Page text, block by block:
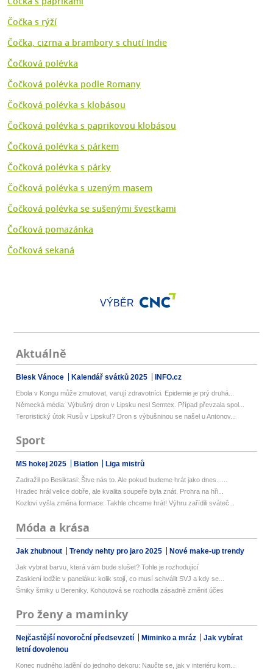
Čočka s rýží
Čočka, cizrna a brambory s chutí Indie
Čočková polévka
Čočková polévka podle Romany
Čočková polévka s klobásou
Čočková polévka s paprikovou klobásou
Čočková polévka s párkem
Čočková polévka s párky
Čočková polévka s uzeným masem
Čočková polévka se sušenými švestkami
Čočková pomazánka
Čočková sekaná
VÝBĚR
Aktuálně
Blesk Vánoce Kalendář svátků 2025 INFO.cz
Ebola v Kongu může zmutovat, varují zdravotníci. Epidemie je prý druhá...
Německá média: Výbušný dron v Lipsku nesl Semtex. Případ převzala spol...
Teroristický útok Rusů v Lipsku!? Dron s výbušninou se našel u Antonov...
Sport
MS hokej 2025 Biatlon Liga mistrů
Zadražil po Besiktasi: Štve nás to. Ale pokud budeme hrát jako dnes......
Hradec hrál velice dobře, ale kvalita soupeře byla znát. Prohra na hři...
Kozlovi vyšla změna formace: Takhle chceme hrát! Výhru zařídili sváteč...
Móda a krása
Jak zhubnout Trendy nehty pro jaro 2025 Nové make-up trendy
Jak vybrat barvu, která vám bude slušet? Tohle je rozhodující
Zasklení lodžie v paneláku: kolik stojí, co musí schválit SVJ a kdy se...
Šmiky šmiky u Bereniky. Kohoutová se rozhodla zásadně změnit účes
Pro ženy a maminky
Nejčastější novoroční předsevzetí Miminko a mráz
Jak vybírat
letní dovolenou
Konec nudného ladění do jednoho dekoru: Naučte se, jak v interiéru kom...